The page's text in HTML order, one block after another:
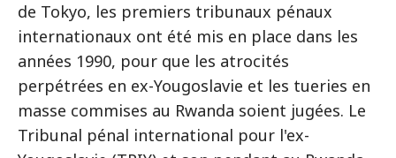
de Tokyo, les premiers tribunaux pénaux
internationaux ont été mis en place dans les
années 1990, pour que les atrocités
perpétrées en ex-Yougoslavie et les tueries en
masse commises au Rwanda soient jugées. Le
Tribunal pénal international pour l'ex-